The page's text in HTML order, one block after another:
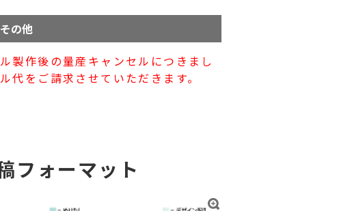
その他
製作後の量産キャンセルにつきまし
代をご請求させていただきます。
フォーマット